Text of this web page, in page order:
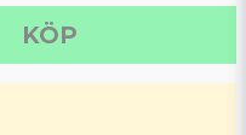
KÖP